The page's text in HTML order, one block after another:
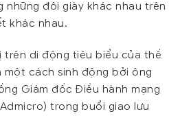
những đôi giày khác nhau trên
khác nhau.
di động tiêu biểu của thế
cách sinh động bởi ông
Giám đốc Điều hành mạng
trong buổi giao lưu